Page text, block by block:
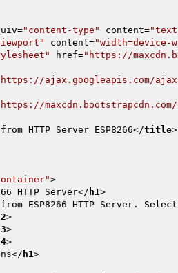
="content-type" content=
content=
href="https://
ajax.googleapis.com/
HTTP Server ESP8266</title>
>
HTTP Server</ h1>
ESP8266 HTTP Server.
>
>
>
</ h1>